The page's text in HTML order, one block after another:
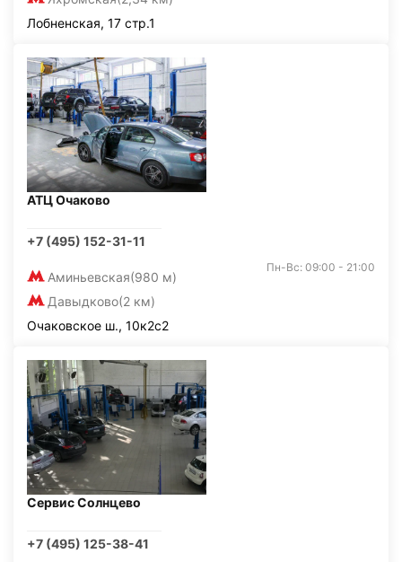
Лобненская, 17 стр.1
АТЦ Очаково
+7 (495) 152-31-11
Аминьевская(980 м)
Давыдково(2 км)
Пн-Вс: 09:00 - 21:00
Очаковское ш., 10к2с2
Сервис Солнцево
+7 (495) 125-38-41